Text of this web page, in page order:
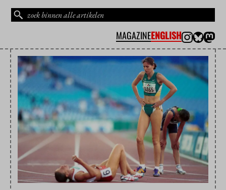
MAGAZINEENGLISH